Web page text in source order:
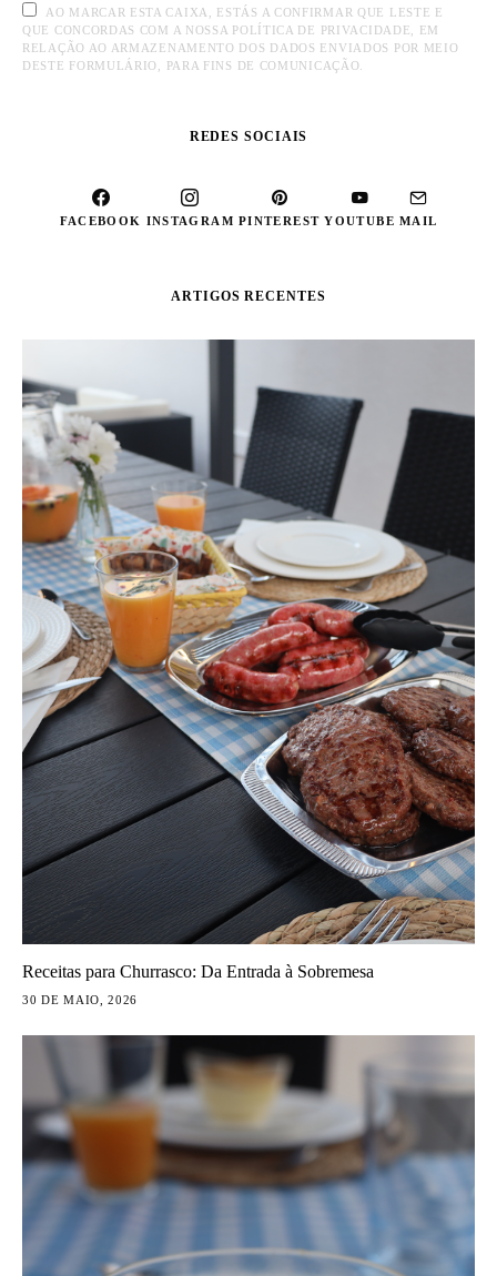
AO MARCAR ESTA CAIXA, ESTÁS A CONFIRMAR QUE LESTE E
QUE CONCORDAS COM A NOSSA POLÍTICA DE PRIVACIDADE, EM
RELAÇÃO AO ARMAZENAMENTO DOS DADOS ENVIADOS POR MEIO
DESTE FORMULÁRIO, PARA FINS DE COMUNICAÇÃO.
REDES SOCIAIS
FACEBOOK INSTAGRAM PINTEREST YOUTUBE MAIL
ARTIGOS RECENTES
Receitas para Churrasco: Da Entrada à Sobremesa
30 DE MAIO, 2026